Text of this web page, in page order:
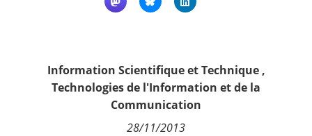
Qui sommes nous ?
Information Scientifique et Technique,
Technologies de l'Information et de la
Communication
28/11/2013